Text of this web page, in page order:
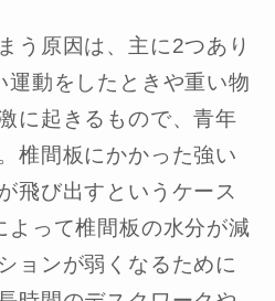
う原因は、主に2つあり
運動をしたときや重い物
に起きるもので、青年
椎間板にかかった強い
飛び出すというケース
よって椎間板の水分が減
ョンが弱くなるために